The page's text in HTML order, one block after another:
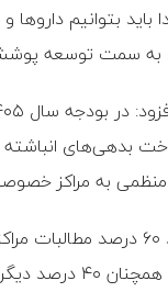
باید بتوانیم
سمت توسعه
بدهی‌های
منظمی به مراکز
وی ادامه داد: در حال
نقدینگی این